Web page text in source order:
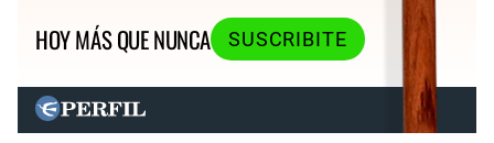
HOY MÁS QUE NUNCA
SUSCRIBITE